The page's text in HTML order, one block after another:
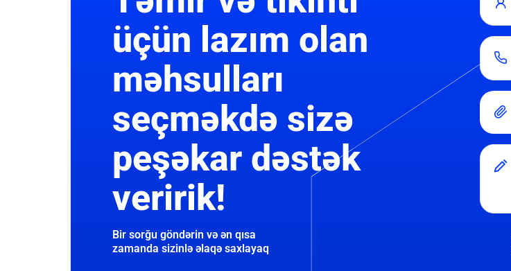
üçün lazım olan
məhsulları
seçməkdə sizə
peşəkar dəstək
veririk!
Bir sorğu göndərin və ən qısa
zamanda sizinlə əlaqə saxlayaq